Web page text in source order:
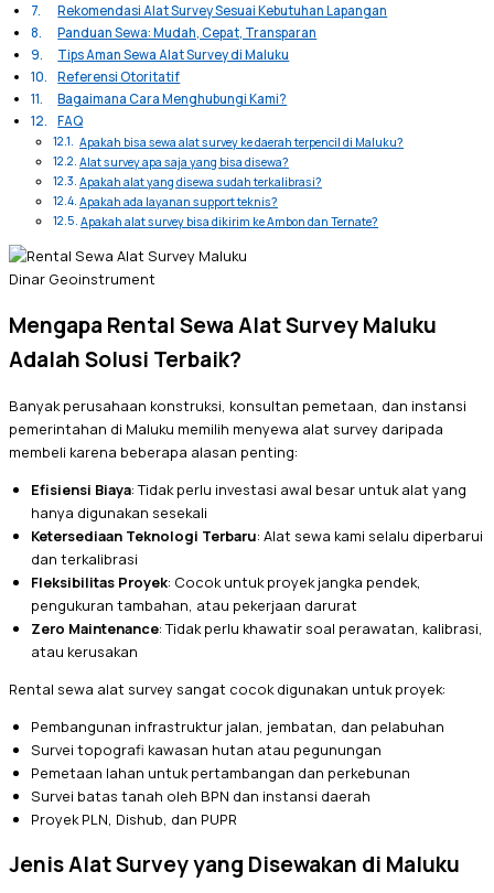
Rekomendasi Alat Survey Sesuai Kebutuhan Lapangan
Panduan Sewa: Mudah, Cepat, Transparan
Tips Aman Sewa Alat Survey di Maluku
Referensi Otoritatif
Bagaimana Cara Menghubungi Kami?
FAQ
Apakah bisa sewa alat survey ke daerah terpencil di Maluku?
Alat survey apa saja yang bisa disewa?
Apakah alat yang disewa sudah terkalibrasi?
Apakah ada layanan support teknis?
Apakah alat survey bisa dikirim ke Ambon dan Ternate?
Dinar Geoinstrument
Mengapa Rental Sewa Alat Survey Maluku
Adalah Solusi Terbaik?
Banyak perusahaan konstruksi, konsultan pemetaan, dan instansi
pemerintahan di Maluku memilih menyewa alat survey daripada
membeli karena beberapa alasan penting:
Efisiensi Biaya: Tidak perlu investasi awal besar untuk alat yang
hanya digunakan sesekali
Ketersediaan Teknologi Terbaru: Alat sewa kami selalu diperbarui
dan terkalibrasi
Fleksibilitas Proyek: Cocok untuk proyek jangka pendek,
pengukuran tambahan, atau pekerjaan darurat
Zero Maintenance: Tidak perlu khawatir soal perawatan, kalibrasi,
atau kerusakan
Rental sewa alat survey sangat cocok digunakan untuk proyek:
Pembangunan infrastruktur jalan, jembatan, dan pelabuhan
Survei topografi kawasan hutan atau pegunungan
Pemetaan lahan untuk pertambangan dan perkebunan
Survei batas tanah oleh BPN dan instansi daerah
Proyek PLN, Dishub, dan PUPR
Jenis Alat Survey yang Disewakan di Maluku